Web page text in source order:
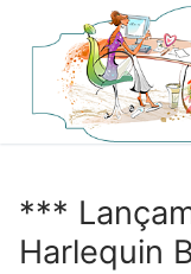
para
conteúdo
***
Harlequin